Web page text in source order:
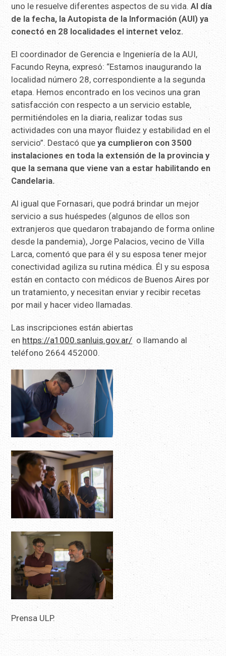
uno le resuelve diferentes aspectos de su vida.Al día
de la fecha, la Autopista de la Información (AUI) ya
conectó en 28 localidades el internet veloz.
El coordinador de Gerencia e Ingeniería de la AUI,
Facundo Reyna, expresó: “Estamos inaugurando la
localidad número 28, correspondiente a la segunda
etapa. Hemos encontrado en los vecinos una gran
satisfacción con respecto a un servicio estable,
permitiéndoles en la diaria, realizar todas sus
actividades con una mayor fluidez y estabilidad en el
servicio”. Destacó queya cumplieron con 3500
instalaciones en toda la extensión de la provincia y
que la semana que viene van a estar habilitando en
Candelaria.
Al igual que Fornasari, que podrá brindar un mejor
servicio a sus huéspedes (algunos de ellos son
extranjeros que quedaron trabajando de forma online
desde la pandemia), Jorge Palacios, vecino de Villa
Larca, comentó que para él y su esposa tener mejor
conectividad agiliza su rutina médica. Él y su esposa
están en contacto con médicos de Buenos Aires por
un tratamiento, y necesitan enviar y recibir recetas
por mail y hacer video llamadas.
Las inscripciones están abiertas
en https://a1000.sanluis.gov.ar/ o llamando al
teléfono 2664 452000.
Prensa ULP.